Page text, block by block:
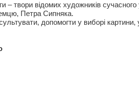
– твори відомих художників
Петра Сипняка.
допомогти у виборі картини,